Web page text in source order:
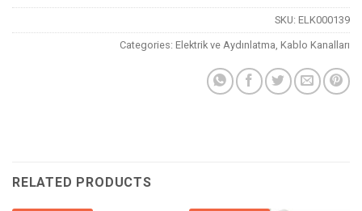
SKU: ELK000139
Categories: Elektrik ve Aydınlatma Kablo Kanalları
RELATED PRODUCTS